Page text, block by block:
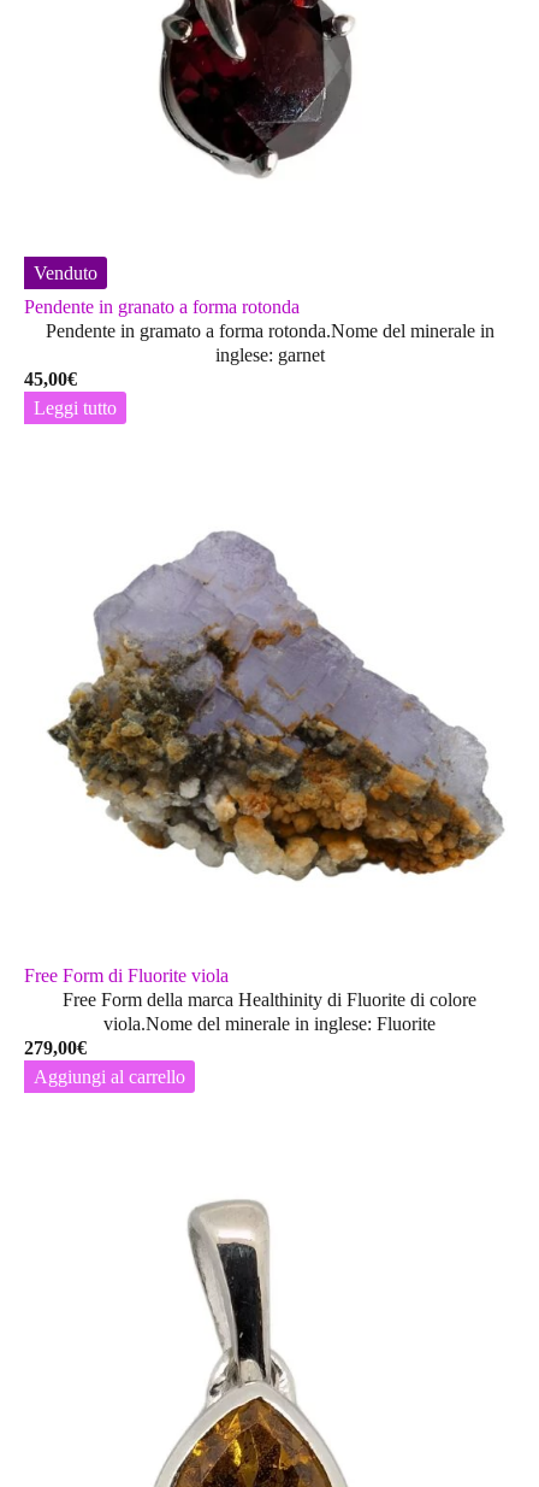
Venduto
Pendente in granato a forma rotonda
Pendente in gramato a forma rotonda.Nome del minerale in
inglese: garnet
45,00€
Leggi tutto
Free Form di Fluorite viola
Free Form della marca Healthinity di Fluorite di colore
viola.Nome del minerale in inglese: Fluorite
279,00€
Aggiungi al carrello